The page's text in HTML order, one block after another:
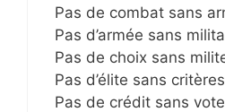
Pas de combat sans
Pas d’armée sans
Pas de choix sans
Pas d’élite sans critères
Pas de crédit sans